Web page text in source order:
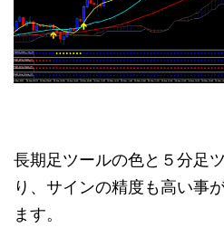
長期足ツールの色と５分足
り、サインの精度も高い事
ます。